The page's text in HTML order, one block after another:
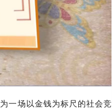
一场以金钱为标尺的社会竞